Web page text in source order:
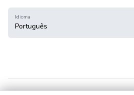
Idioma
Português